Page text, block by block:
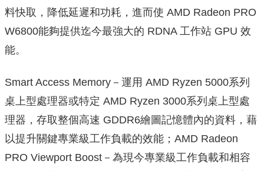
料快取，降低延遲和功耗，進而使 AMD Radeon PRO
W6800能夠提供迄今最強大的 RDNA 工作站 GPU 效
能。
Smart Access Memory－運用 AMD Ryzen 5000系列
桌上型處理器或特定 AMD Ryzen 3000系列桌上型處
理器，存取整個高速 GDDR6繪圖記憶體內的資料，藉
以提升關鍵專業級工作負載的效能；AMD Radeon
PRO Viewport Boost－為現今專業級工作負載和相容